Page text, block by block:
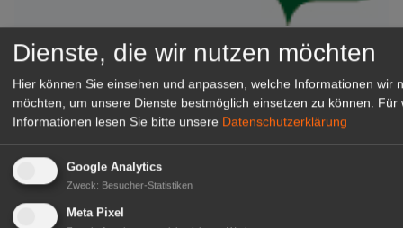
Kientzler Jungpflanzen GmbH
& Co KG
Gärtner im Zierpflanzenbau
(Geselle/Meister/Techniker)
(m/w/d)
Gensingen
zur Stellenanzeige
Dienste, die wir nutzen möchten
Hier können Sie einsehen und anpassen, welche Informationen wir
möchten, um unsere Dienste bestmöglich einsetzen zu können.
Für
Informationen lesen Sie bitte unsere Datenschutzerklärung
Google Analytics
Zweck: Besucher-Statistiken
Meta Pixel